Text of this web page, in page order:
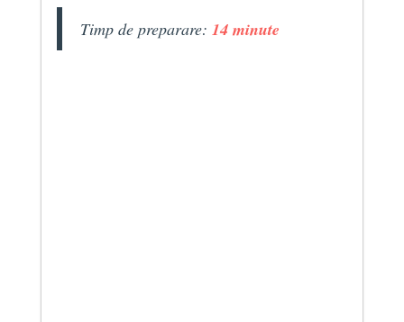
Timp de preparare: 14 minute